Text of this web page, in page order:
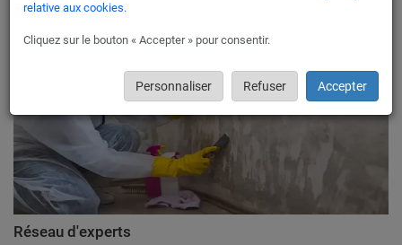
Réseau d'experts
relative aux cookies.
Cliquez sur le bouton « Accepter » pour consentir.
Personnaliser Refuser Accepter